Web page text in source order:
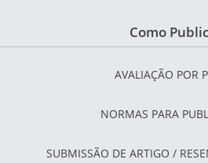
Como
AVALIAÇÃO POR
NORMAS PARA
SUBMISSÃO DE ARTIGO /